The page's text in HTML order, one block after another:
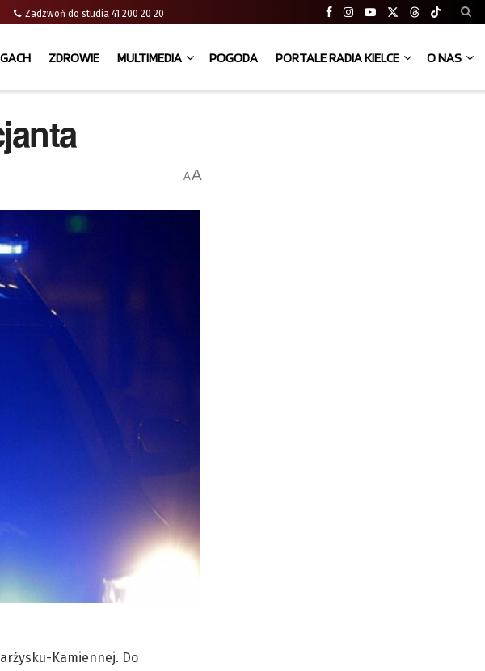
Zadzwoń do studia 41 200 20 20
ZDROWIE MULTIMEDIA POGODA PORTALE RADIA KIELCE O NAS
AA
Kamiennej. Do